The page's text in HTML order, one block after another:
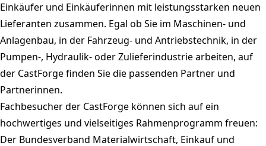
Einkäufer und Einkäuferinnen mit leistungsstarken neuen
Lieferanten zusammen. Egal ob Sie im Maschinen- und
Anlagenbau, in der Fahrzeug- und Antriebstechnik, in der
Pumpen-, Hydraulik- oder Zulieferindustrie arbeiten, auf
der CastForge finden Sie die passenden Partner und
Partnerinnen.
Fachbesucher der CastForge können sich auf ein
hochwertiges und vielseitiges Rahmenprogramm freuen:
Der Bundesverband Materialwirtschaft, Einkauf und